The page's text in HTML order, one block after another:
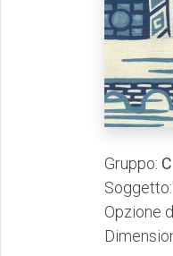
Gruppo: C
Soggetto:
Opzione